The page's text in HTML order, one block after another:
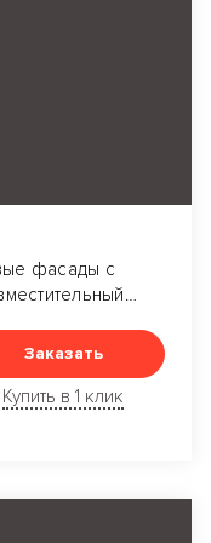
фасады с
высоты и
Заказать
Купить в 1 клик